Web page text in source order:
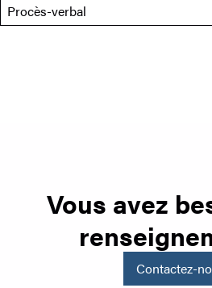
Procès-verbal
Vous avez
Contactez-